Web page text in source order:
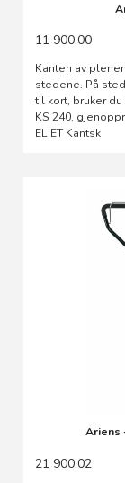
11 900,00
Kanten av
stedene. På
til kort, bruker du
KS 240,
ELIET Kantsk
Ariens
21 900,02